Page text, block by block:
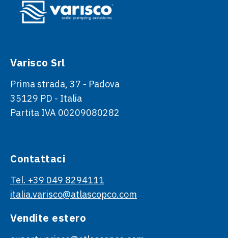
Varisco Srl
Prima strada, 37 - Padova
35129 PD - Italia
Partita IVA 00209080282
Contattaci
Tel. +39 049 8294111
italia.varisco@atlascopco.com
Vendite estero